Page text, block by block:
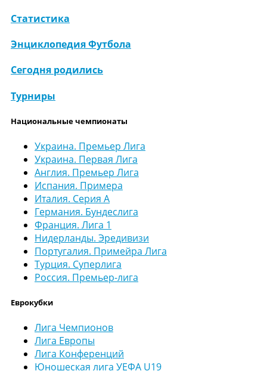
Статистика
Энциклопедия Футбола
Сегодня родились
Турниры
Национальные чемпионаты
Украина. Премьер Лига
Украина. Первая Лига
Англия. Премьер Лига
Испания. Примера
Италия. Серия А
Германия. Бундеслига
Франция. Лига 1
Нидерланды. Эредивизи
Португалия. Примейра Лига
Турция. Суперлига
Россия. Премьер-лига
Еврокубки
Лига Чемпионов
Лига Европы
Лига Конференций
Юношеская лига УЕФА U19